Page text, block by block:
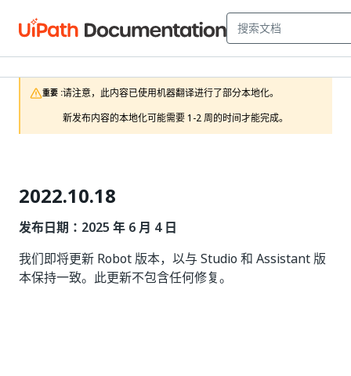
重要 :请注意，此内容已使用机器翻译进行了部分本地化。
新发布内容的本地化可能需要 1-2 周的时间才能完成。
2022.10.18
发布日期：2025 年 6 月 4 日
我们即将更新 Robot 版本，以与 Studio 和 Assistant 版
本保持一致。此更新不包含任何修复。